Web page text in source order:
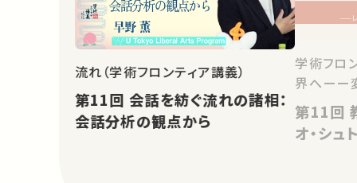
流れ（学術フロンティア講義）
第11回 会話を紡ぐ流れの諸相：
会話分析の観点から
学術フロ
界へーー
第11回 教養と政治哲学ーーレ
オ・シュ